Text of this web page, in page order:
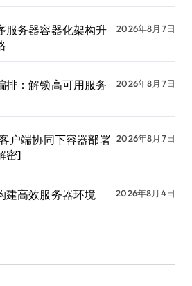
服务器容器化架构升
2026年8月7日
排：解锁高可用服务
2026年8月7日
户端协同下容器部署
密]
2026年8月7日
建高效服务器环境 2026年8月4日